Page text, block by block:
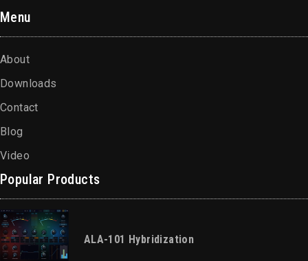
Menu
About
Downloads
Contact
Blog
Video
Popular Products
ALA-101 Hybridization